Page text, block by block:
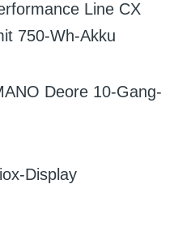
Line CX
750-Wh-Akku
Deore 10-Gang-
Display